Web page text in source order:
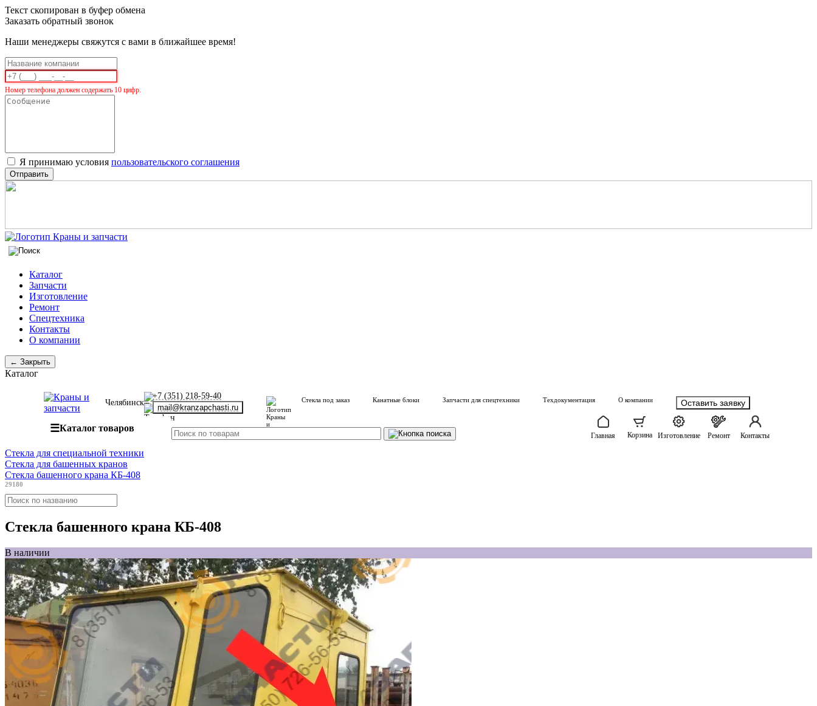
Текст скопирован в буфер обмена
Заказать обратный звонок
Наши менеджеры свяжутся с вами в ближайшее время!
Номер телефона должен содержать 10 цифр.
Я принимаю условия пользовательского соглашения
Отправить
Каталог
Запчасти
Изготовление
Ремонт
Спецтехника
Контакты
О компании
← Закрыть
Каталог
Челябинск
+7 (351) 218-59-40
mail@kranzapchasti.ru
Стекла под заказ Канатные блоки Запчасти для спецтехники Техдокументация О компании Оставить заявку
☰Каталог товаров
Главная Корзина Изготовление Ремонт Контакты
Стекла для специальной техники
Стекла для башенных кранов
Стекла башенного крана КБ-408
29180
Стекла башенного крана КБ-408
В наличии